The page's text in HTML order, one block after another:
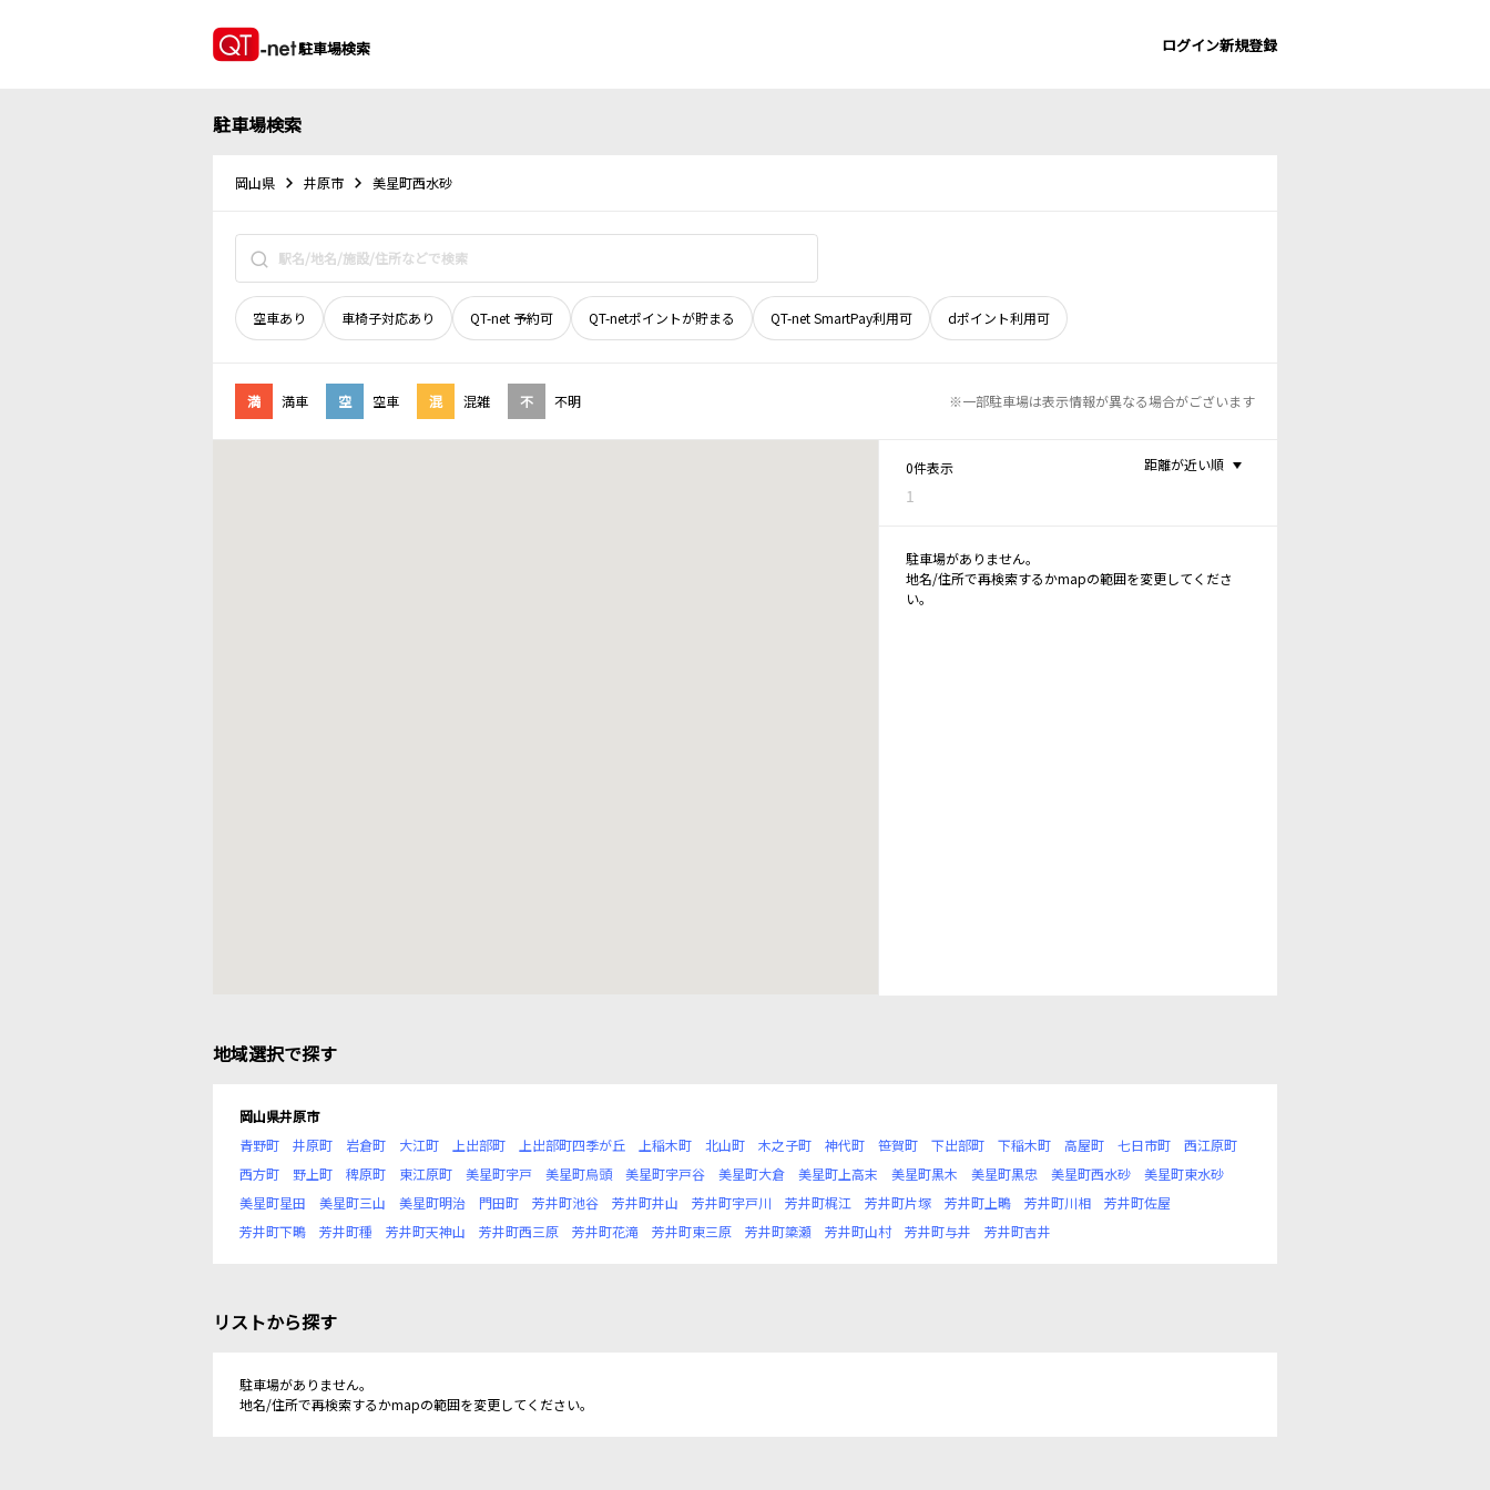
駐車場検索 ログイン新規登録
駐車場検索
岡山県 井原市 美星町西水砂
空車あり 車椅子対応あり QT-net 予約可 QT-netポイントが貯まる QT-net SmartPay利用可 dポイント利用可
満 満車 空 空車 混 混雑 不 不明 ※一部駐車場は表示情報が異なる場合がございます
0件表示
1
距離が近い順
駐車場がありません。
地名/住所で再検索するかmapの範囲を変更してくださ
い。
地域選択で探す
岡山県井原市
青野町
井原町 岩倉町 大江町 上出部町 上出部町四季が丘 上稲木町 北山町 木之子町 神代町 笹賀町 下出部町 下稲木町 高屋町 七日市町
西江原町
西方町
野上町 稗原町 東江原町 美星町宇戸 美星町烏頭 美星町宇戸谷 美星町大倉 美星町上高末 美星町黒木 美星町黒忠 美星町西水砂
美星町東水砂
美星町星田
美星町三山 美星町明治 門田町 芳井町池谷 芳井町井山 芳井町宇戸川 芳井町梶江 芳井町片塚 芳井町上鴫 芳井町川相
芳井町佐屋
芳井町下鴫
芳井町種 芳井町天神山 芳井町西三原 芳井町花滝 芳井町東三原 芳井町簗瀬 芳井町山村 芳井町与井 芳井町吉井
リストから探す
駐車場がありません。
地名/住所で再検索するかmapの範囲を変更してください。